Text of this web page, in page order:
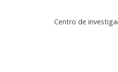
Centro de